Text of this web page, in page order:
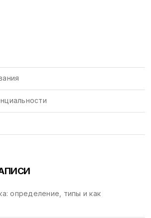
определение, типы и как